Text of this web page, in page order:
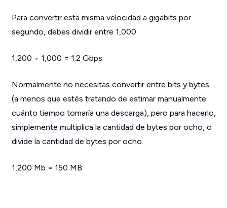
Para convertir esta misma velocidad a gigabits por
segundo, debes dividir entre 1,000:
1,200 ÷ 1,000 = 1.2 Gbps
Normalmente no necesitas convertir entre bits y bytes
(a menos que estés tratando de estimar manualmente
cuánto tiempo tomaría una descarga), pero para hacerlo,
simplemente multiplica la cantidad de bytes por ocho, o
divide la cantidad de bytes por ocho.
1,200 Mb = 150 MB